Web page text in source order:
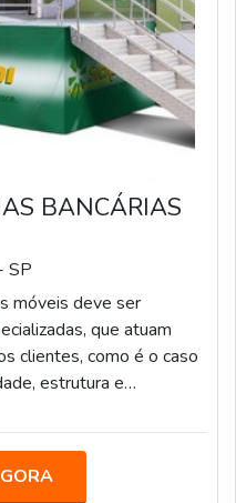
BANCÁRIAS
SP
móveis deve ser
que atuam
clientes, como é o caso
estrutura e
móveis para
mais